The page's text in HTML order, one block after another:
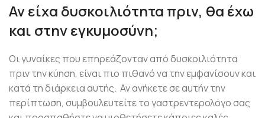
Αν είχα δυσκοιλιότητα πριν, θα έχω
και στην εγκυμοσύνη;
Οι γυναίκες που επηρεάζονταν από δυσκοιλιότητα
πριν την κύηση, είναι πιο πιθανό να την εμφανίσουν και
κατά τη διάρκεια αυτής. Αν ανήκετε σε αυτήν την
περίπτωση, συμβουλευτείτε το γαστρεντερολόγο σας